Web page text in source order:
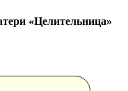
«Целительница»